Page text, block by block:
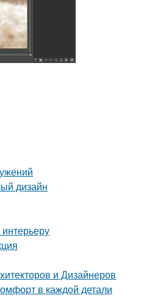
дизайн
и Дизайнеров
в каждой детали